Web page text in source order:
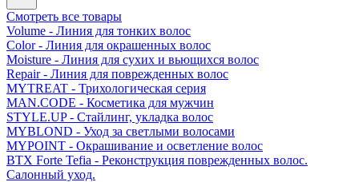
Смотреть все товары
Volume - Линия для тонких волос
Color - Линия для окрашенных волос
Moisture - Линия для сухих и вьющихся волос
Repair - Линия для поврежденных волос
MYTREAT - Трихологическая серия
MAN.CODE - Косметика для мужчин
STYLE.UP - Стайлинг, укладка волос
MYBLOND - Уход за светлыми волосами
MYPOINT - Окрашивание и осветление волос
BTX Forte Tefia - Реконструкция поврежденных волос.
Салонный уход.